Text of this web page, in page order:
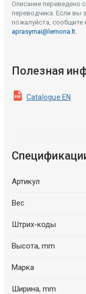
Описание переведено
переводчика. Если вы
пожалуйста, сообщите
aprasymai@lemona.lt.
Полезная
Catalogue EN
Артикул
Вес
Штрих-коды
Высота, mm
Марка
Ширина, mm